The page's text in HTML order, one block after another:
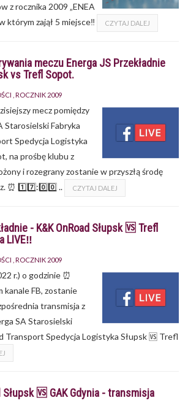
z rocznika 2009 „ENEA
którym zajął 5 miejsce‼️
CZYTAJ DALEJ
meczu Energa JS Przekładnie
vs Trefl Sopot.
ROCZNIK 2009
mecz pomiędzy
Starosielski Fabryka
Spedycja Logistyka
na prośbę klubu z
i rozegrany zostanie w przyszłą środę
⏰ 1️⃣7️⃣:0️⃣0️⃣ ..
CZYTAJ DALEJ
- K&K OnRoad Słupsk 🆚 Trefl
LIVE‼
ROCZNIK 2009
r.) o godzinie ⏰
kanale FB, zostanie
transmisja z
SA Starosielski
Transport Spedycja Logistyka Słupsk 🆚 Trefl
🆚 GAK Gdynia - transmisja